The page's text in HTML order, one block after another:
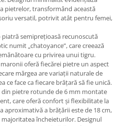
pietrelor, transformând această
versatil, potrivit atât pentru femei,
semiprețioasă recunoscută
numit „chatoyance”, care creează
cu privirea unui tigru.
oferă fiecărei pietre un aspect
mărgea are variații naturale de
ce face ca fiecare brățară să fie unică.
din pietre rotunde de 6 mm montate
care oferă confort și flexibilitate la
aproximativă a brățării este de 18 cm,
încheieturilor. Designul